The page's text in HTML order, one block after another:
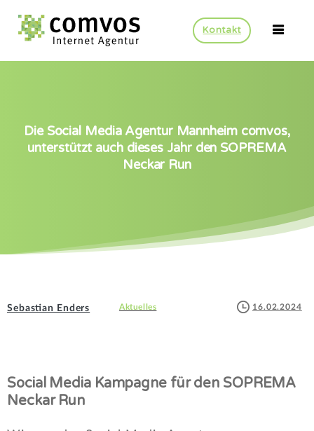
Kontakt
Die Social Media Agentur Mannheim comvos,
unterstützt auch dieses Jahr den SOPREMA
Neckar Run
Sebastian Enders Aktuelles 16.02.2024
Social Media Kampagne für den SOPREMA
Neckar Run